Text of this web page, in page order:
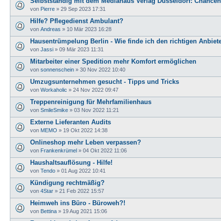
von Pierre » 29 Sep 2023 17:31
Hilfe? Pflegedienst Ambulant?
von Andreas » 10 Mär 2023 16:28
Hausentrümpelung Berlin - Wie finde ich den richtigen
von Jassi » 09 Mär 2023 11:31
Mitarbeiter einer Spedition mehr Komfort ermöglichen
von sonnenschein » 30 Nov 2022 10:40
Umzugsunternehmen gesucht - Tipps und Tricks
von Workaholic » 24 Nov 2022 09:47
Treppenreinigung für Mehrfamilienhaus
von SmileSmike » 03 Nov 2022 11:21
Externe Lieferanten Audits
von MEMO » 19 Okt 2022 14:38
Onlineshop mehr Leben verpassen?
von Frankenkrümel » 04 Okt 2022 11:06
Haushaltsauflösung - Hilfe!
von Tendo » 01 Aug 2022 10:41
Kündigung rechtmäßig?
von 4Star » 21 Feb 2022 15:57
Heimweh ins Büro - Büroweh?!
von Bettina » 19 Aug 2021 15:06